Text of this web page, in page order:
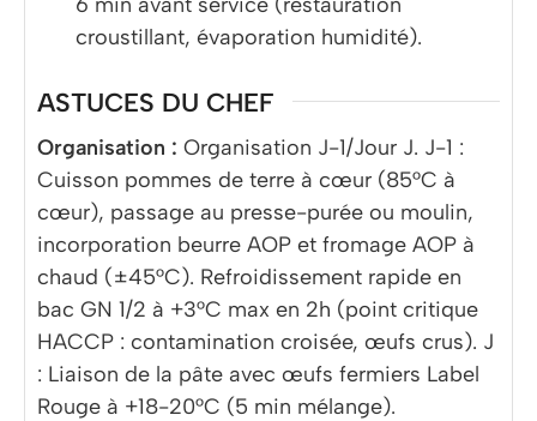
croustillant, évaporation humidité).
ASTUCES DU CHEF
Organisation : Organisation J-1/Jour J. J-1 :
Cuisson pommes de terre à cœur (85°C à
cœur), passage au presse-purée ou moulin,
incorporation beurre AOP et fromage AOP à
chaud (±45°C). Refroidissement rapide en
bac GN 1/2 à +3°C max en 2h (point critique
HACCP : contamination croisée, œufs crus). J
: Liaison de la pâte avec œufs fermiers Label
Rouge à +18-20°C (5 min mélange).